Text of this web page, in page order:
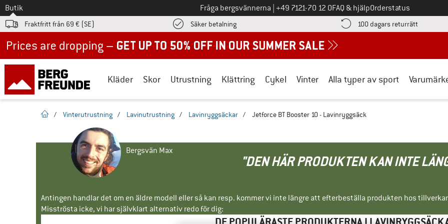
Till
Butik Fråga bergsvännerna Ring oss på
+49 7121-70 12 0FAQ & hjälpOrderstatus
Fraktfritt från 69 € (SE) Säker betalningHitta betalningsinformationen här! Öppnas i en inforuta
100 dagars returrätt Gå till
Kläder Skor Utrustning Klättring Cykel Vinter Alla typer av sport
Hemsida
/ Vinterutrustning / Lavinutrustning / Lavinryggsäckar / Jetforce BT Booster 10 - Lavinryggsäck
Bergsvän Max
"DEN HÄR PRODUKTEN KAN INTE
Antingen handlar det om en äldre modell eller så kan resp. kommer vi inte längre att efterbeställa produkten hos
Misströsta icke, vi har självklart alternativ redo för dig: